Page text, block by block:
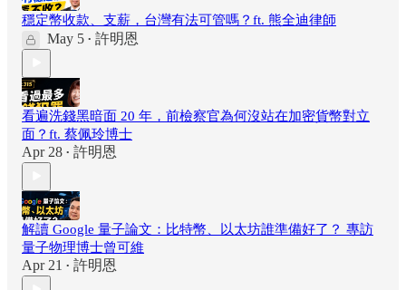
穩定幣收款、支薪，台灣有法可管嗎？ft. 熊全迪律師
May 5 • 許明恩
看遍洗錢黑暗面 20 年，前檢察官為何沒站在加密貨幣對立
面？ft. 蔡佩玲博士
Apr 28 • 許明恩
解讀 Google 量子論文：比特幣、以太坊誰準備好了？ 專訪
量子物理博士曾可維
Apr 21 • 許明恩